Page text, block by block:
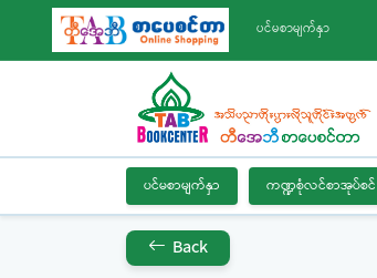
ပင်မစာမျက်နှာ
ပင်မစာမျက်နှာ ကဏ္ဍစုံလင်စာအုပ်စင်
Back